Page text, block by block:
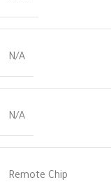
N/A
N/A
Remote Chip